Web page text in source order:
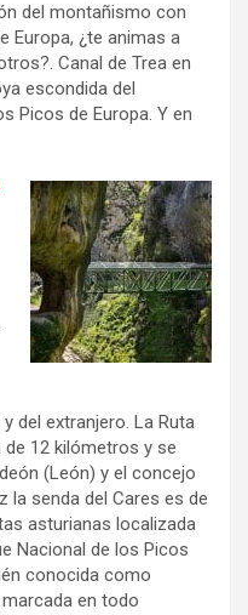
del montañismo con
Europa, ¿te animas a
Canal de Trea en
escondida del
Picos de Europa. Y en
del extranjero. La Ruta
12 kilómetros y se
(León) y el concejo
la senda del Cares es de
asturianas localizada
Nacional de los Picos
conocida como
marcada en todo